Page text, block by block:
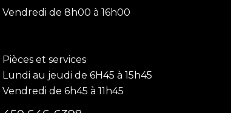
Vendredi de 8h00 à 16h00
Pièces et services
Lundi au jeudi de 6H45 à 15h45
Vendredi de 6h45 à 11h45